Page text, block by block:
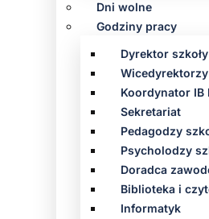
Dni wolne
Godziny pracy
Dyrektor szkoły
Wicedyrektorzy
Koordynator IB
Sekretariat
Pedagodzy
Psycholodzy
Doradca
Biblioteka i
Informatyk